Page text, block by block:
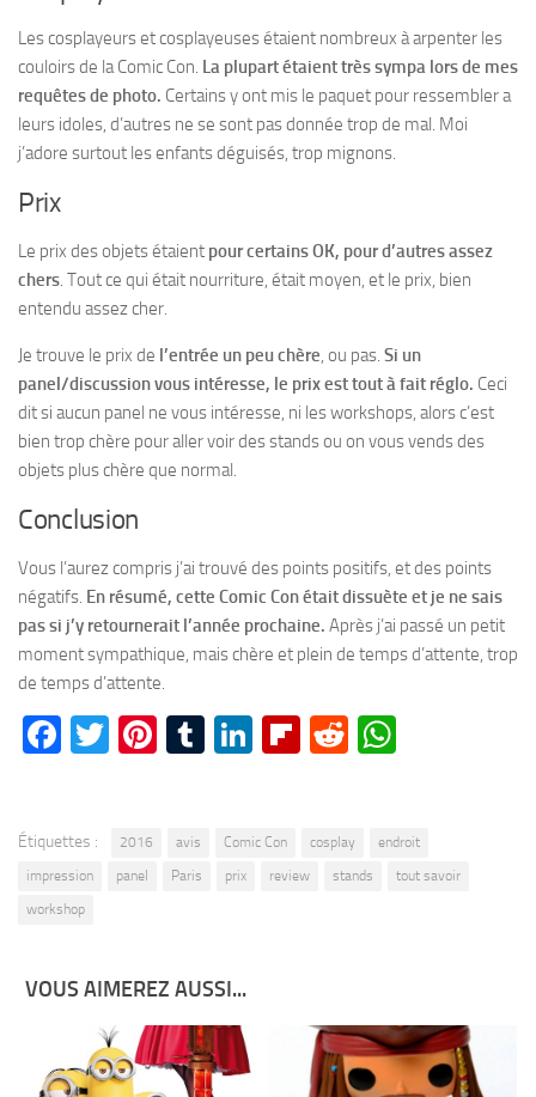
Les cosplayeurs et cosplayeuses étaient nombreux à arpenter les
couloirs de la Comic Con. La plupart étaient très sympa lors de mes
requêtes de photo. Certains y ont mis le paquet pour ressembler a
leurs idoles, d’autres ne se sont pas donnée trop de mal. Moi
j’adore surtout les enfants déguisés, trop mignons.
Prix
Le prix des objets étaient pour certains OK, pour d’autres assez
chers . Tout ce qui était nourriture, était moyen, et le prix, bien
entendu assez cher.
Je trouve le prix de l’entrée un peu chère , ou pas. Si un
panel/discussion vous intéresse, le prix est tout à fait réglo. Ceci
dit si aucun panel ne vous intéresse, ni les workshops, alors c’est
bien trop chère pour aller voir des stands ou on vous vends des
objets plus chère que normal.
Conclusion
Vous l’aurez compris j’ai trouvé des points positifs, et des points
négatifs. En résumé, cette Comic Con était dissuète et je ne sais
pas si j’y retournerait l’année prochaine. Après j’ai passé un petit
moment sympathique, mais chère et plein de temps d’attente, trop
de temps d’attente.
Facebook
Twitter
Pinterest
Tumblr
LinkedIn
Flipboard
Reddit
Étiquettes : 2016 avis Comic Con cosplay
endroit
impression
panel Paris prix review stands
tout savoir
workshop
VOUS AIMEREZ AUSSI...